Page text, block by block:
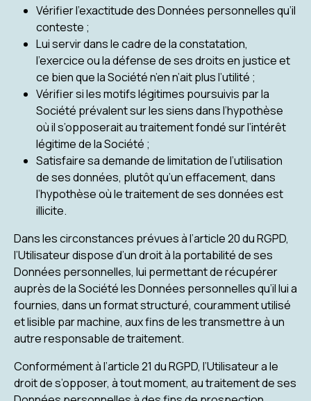
Vérifier l’exactitude des Données personnelles qu’il
conteste ;
Lui servir dans le cadre de la constatation,
l’exercice ou la défense de ses droits en justice et
ce bien que la Société n’en n’ait plus l’utilité ;
Vérifier si les motifs légitimes poursuivis par la
Société prévalent sur les siens dans l’hypothèse
où il s’opposerait au traitement fondé sur l’intérêt
légitime de la Société ;
Satisfaire sa demande de limitation de l’utilisation
de ses données, plutôt qu’un effacement, dans
l’hypothèse où le traitement de ses données est
illicite.
Dans les circonstances prévues à l’article 20 du RGPD,
l’Utilisateur dispose d’un droit à la portabilité de ses
Données personnelles, lui permettant de récupérer
auprès de la Société les Données personnelles qu’il lui a
fournies, dans un format structuré, couramment utilisé
et lisible par machine, aux fins de les transmettre à un
autre responsable de traitement.
Conformément à l’article 21 du RGPD, l’Utilisateur a le
droit de s’opposer, à tout moment, au traitement de ses